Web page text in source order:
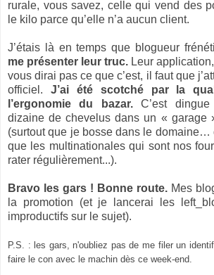
rurale, vous savez, celle qui vend des
le kilo parce qu’elle n’a aucun client.
J’étais là en temps que blogueur
me présenter leur truc. Leur
vous dirai pas ce que c’est, il faut que
officiel. J’ai été scotché par la
l’ergonomie du bazar.C’est dingue
dizaine de chevelus dans un « garage
(surtout que je bosse dans le domaine…
que les multinationales qui sont nos
rater régulièrement...).
Bravo les gars ! Bonne route. Mes
la promotion (et je lancerai les
improductifs sur le sujet).
P.S. : les gars, n'oubliez pas de me filer un
faire le con avec le machin dès ce week-end.